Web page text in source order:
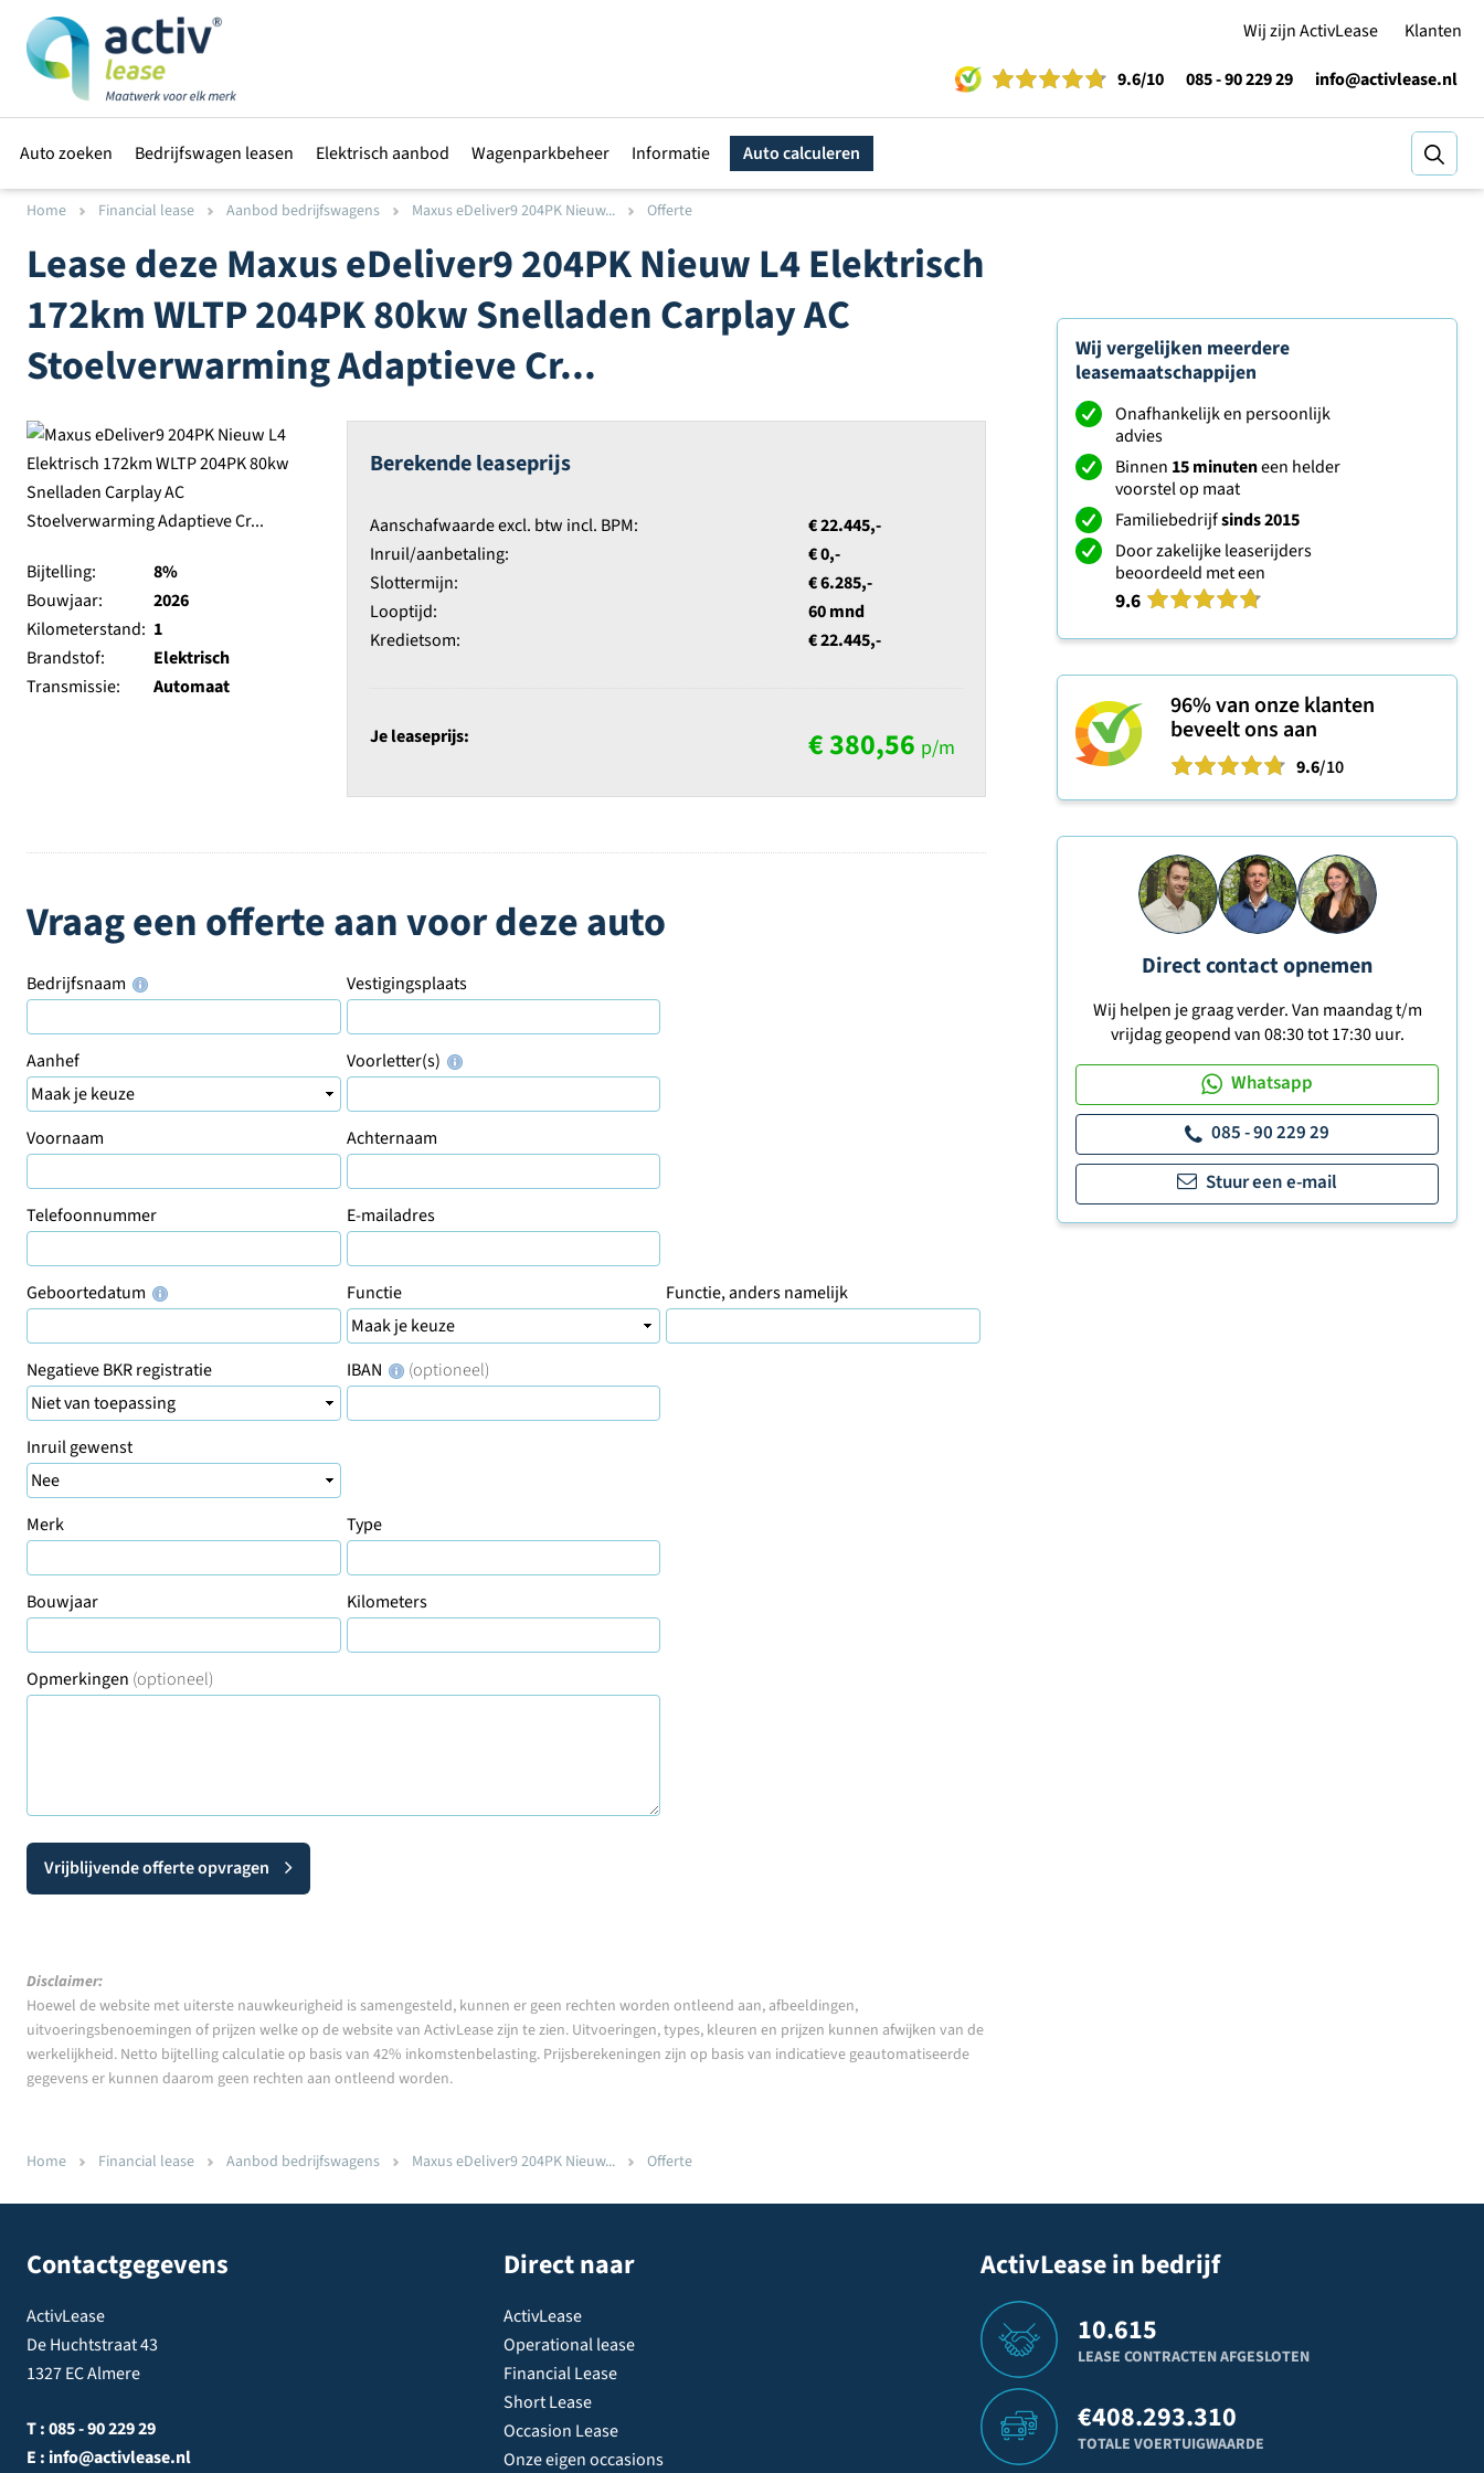
Wij zijn ActivLease
Klanten
9.6/10 085 - 90 229 29 info@activlease.nl
Auto zoeken Bedrijfswagen leasen Elektrisch aanbod Wagenparkbeheer Informatie Auto calculeren
Home Financial lease Aanbod bedrijfswagens Maxus eDeliver9 204PK Nieuw... Offerte
Lease dezeMaxuseDeliver9 204PK Nieuw L4 Elektrisch
172km WLTP 204PK 80kw Snelladen Carplay AC
Stoelverwarming Adaptieve Cr...
Bijtelling:
8%
Bouwjaar:
2026
Kilometerstand: 1
Brandstof:
Elektrisch
Transmissie:
Automaat
Berekende leaseprijs
Aanschafwaarde excl. btw incl. BPM:
€ 22.445,-
Inruil/aanbetaling:
€ 0,-
Slottermijn:
€ 6.285,-
Looptijd:
60 mnd
Kredietsom:
€ 22.445,-
Je leaseprijs: € 380,56 p/m
Vraag een offerte aan voor deze auto
Bedrijfsnaam Vestigingsplaats
Aanhef Voorletter(s)
Voornaam Achternaam
Telefoonnummer E-mailadres
Geboortedatum Functie Functie, anders namelijk
Negatieve BKR registratie IBAN (optioneel)
Inruil gewenst
Merk Type
Bouwjaar Kilometers
Opmerkingen (optioneel)
Vrijblijvende offerte opvragen
Disclaimer:
Hoewel de website met uiterste nauwkeurigheid is samengesteld, kunnen er geen rechten worden ontleend aan, afbeeldingen,
uitvoeringsbenoemingen of prijzen welke op de website van ActivLease zijn te zien. Uitvoeringen, types, kleuren en prijzen kunnen afwijken van de
werkelijkheid. Netto bijtelling calculatie op basis van 42% inkomstenbelasting. Prijsberekeningen zijn op basis van indicatieve geautomatiseerde
gegevens er kunnen daarom geen rechten aan ontleend worden.
Wij vergelijken meerdere
leasemaatschappijen
Onafhankelijk en persoonlijk
advies
Binnen 15 minuteneen helder
voorstel op maat
Familiebedrijfsinds 2015
Door zakelijke leaserijders
beoordeeld met een
9.6
96%van onze klanten
beveelt ons aan
9.6/10
Direct contact opnemen
Wij helpen je graag verder. Van maandag t/m
vrijdag geopend van 08:30 tot 17:30 uur.
Whatsapp
085 - 90 229 29
Stuur een e-mail
Home Financial lease Aanbod bedrijfswagens Maxus eDeliver9 204PK Nieuw... Offerte
Contactgegevens
ActivLease
De Huchtstraat 43
1327 EC Almere
T :085 - 90 229 29
E : info@activlease.nl
Direct naar
ActivLease
Operational lease
Financial Lease
Short Lease
Occasion Lease
Onze eigen occasions
ActivLease in bedrijf
10.615
LEASE CONTRACTEN AFGESLOTEN
€408.293.310
TOTALE VOERTUIGWAARDE